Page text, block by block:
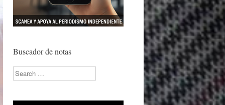
Buscador de notas
Search